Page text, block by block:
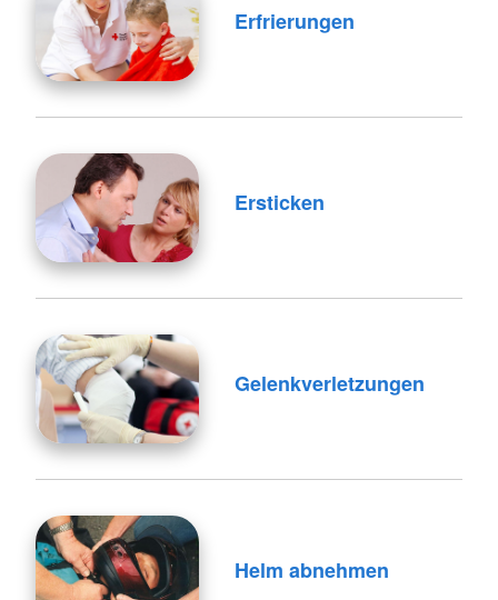
Erfrierungen
Ersticken
Gelenkverletzungen
Helm abnehmen